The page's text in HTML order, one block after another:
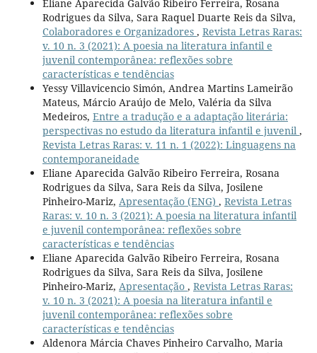
Eliane Aparecida Galvão Ribeiro Ferreira, Rosana
Rodrigues da Silva, Sara Raquel Duarte Reis da Silva,
Colaboradores e Organizadores , Revista Letras Raras:
v. 10 n. 3 (2021): A poesia na literatura infantil e
juvenil contemporânea: reflexões sobre
características e tendências
Yessy Villavicencio Simón, Andrea Martins Lameirão
Mateus, Márcio Araújo de Melo, Valéria da Silva
Medeiros, Entre a tradução e a adaptação literária:
perspectivas no estudo da literatura infantil e juvenil ,
Revista Letras Raras: v. 11 n. 1 (2022): Linguagens na
contemporaneidade
Eliane Aparecida Galvão Ribeiro Ferreira, Rosana
Rodrigues da Silva, Sara Reis da Silva, Josilene
Pinheiro-Mariz, Apresentação (ENG) , Revista Letras
Raras: v. 10 n. 3 (2021): A poesia na literatura infantil
e juvenil contemporânea: reflexões sobre
características e tendências
Eliane Aparecida Galvão Ribeiro Ferreira, Rosana
Rodrigues da Silva, Sara Reis da Silva, Josilene
Pinheiro-Mariz, Apresentação , Revista Letras Raras:
v. 10 n. 3 (2021): A poesia na literatura infantil e
juvenil contemporânea: reflexões sobre
características e tendências
Aldenora Márcia Chaves Pinheiro Carvalho, Maria